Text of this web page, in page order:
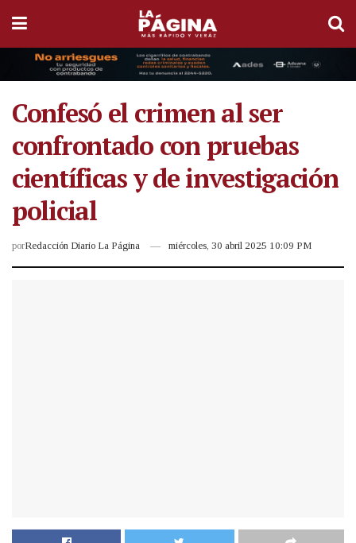
Confesó el crimen al ser
confrontado con pruebas
científicas y de investigación
policial
porRedacción Diario La Página miércoles, 30 abril 2025 10:09 PM